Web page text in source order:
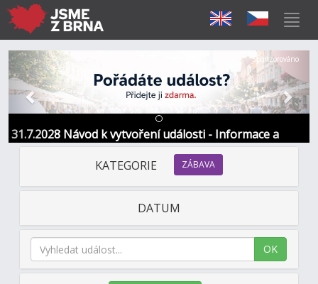
31.7.2028 Návod k vytvoření události - Informace a
kontakt
Předchozí Další
Sponzorováno
KATEGORIE ZÁBAVA
DATUM
OK